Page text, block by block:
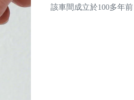
該車間成立於100多年